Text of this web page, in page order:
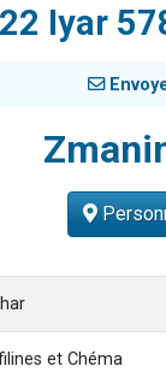
13
Il reste
29
Iyar
et Chéma